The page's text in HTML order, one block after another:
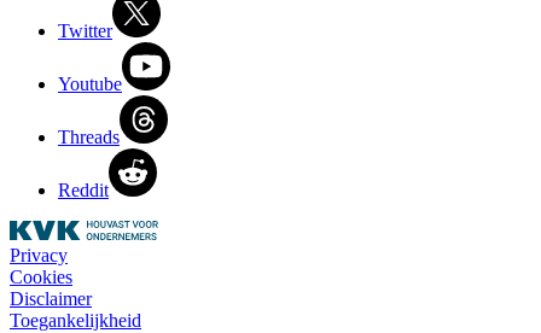
Twitter
Youtube
Threads
Reddit
Privacy
Cookies
Disclaimer
Toegankelijkheid